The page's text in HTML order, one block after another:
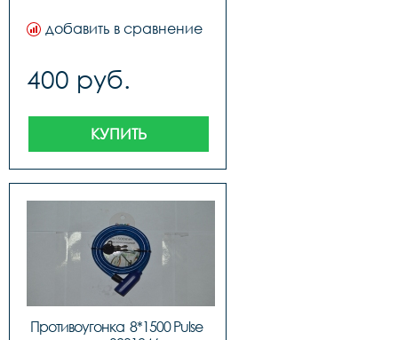
добавить в сравнение
400 руб.
КУПИТЬ
Противоугонка  8*1500 Pulse